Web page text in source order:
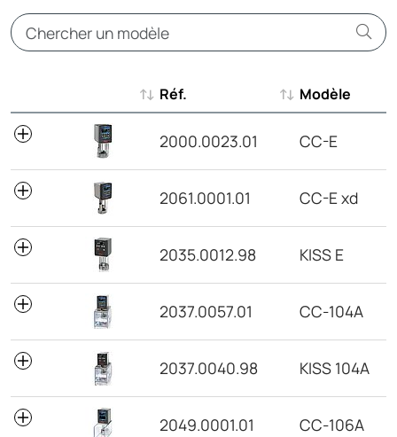
Réf.
Modèle
2000.0023.01 CC-E
2061.0001.01 CC-E xd
2035.0012.98 KISS E
2037.0057.01 CC-104A
2037.0040.98 KISS 104A
2049.0001.01 CC-106A